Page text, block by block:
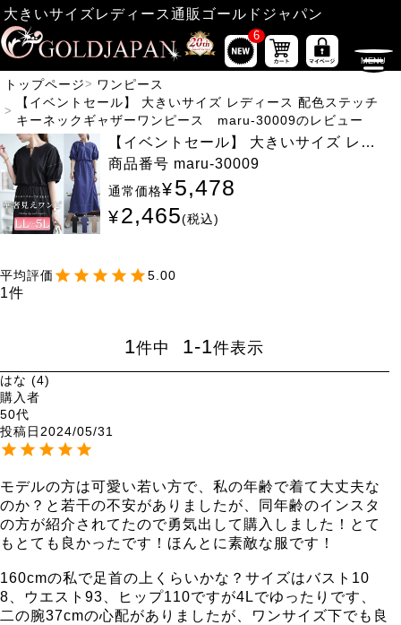
大きいサイズレディース通販ゴールドジャパン
6
トップページ
ワンピース
【イベントセール】 大きいサイズ レディース 配色ステッチ
キーネックギャザーワンピース maru-30009のレビュー
【イベントセール】 大きいサイズ レデ
ィース 配色ステッチキーネックギャザー
ワンピース maru-30009
商品番号 maru-30009
通常価格¥5,478
¥2,465 税込
5.00
1
1件中 1-1件表示
はな
4
購入者
50代
投稿日 2024/05/31
モデルの方は可愛い若い方で、私の年齢で着て大丈夫な
のか？と若干の不安がありましたが、同年齢のインスタ
の方が紹介されてたので勇気出して購入しました！とて
もとても良かったです！ほんとに素敵な服です！
160cmの私で足首の上くらいかな？サイズはバスト10
8、ウエスト93、ヒップ110ですが4Lでゆったりです、
二の腕37cmの心配がありましたが、ワンサイズ下でも良